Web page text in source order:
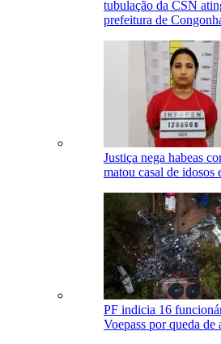
tubulação da CSN
prefeitura de
Justiça nega habeas
matou casal de idosos
PF indicia 16
Voepass por queda de